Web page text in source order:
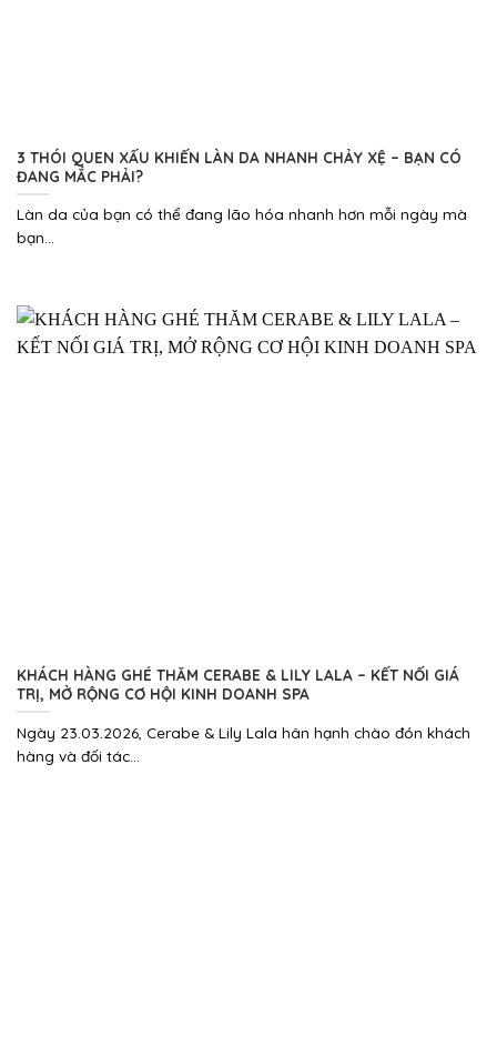
3 THÓI QUEN XẤU KHIẾN LÀN DA NHANH CHẢY XỆ – BẠN CÓ
ĐANG MẮC PHẢI?
Làn da của bạn có thể đang lão hóa nhanh hơn mỗi ngày mà
bạn...
KHÁCH HÀNG GHÉ THĂM CERABE & LILY LALA – KẾT NỐI GIÁ
TRỊ, MỞ RỘNG CƠ HỘI KINH DOANH SPA
Ngày 23.03.2026, Cerabe & Lily Lala hân hạnh chào đón khách
hàng và đối tác...